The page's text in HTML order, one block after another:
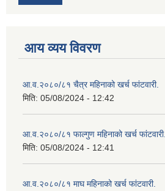
आय व्यय विवरण
आ.व.२०८०/८१ चैत्र महिनाको खर्च फांटवारी.
मिति: 05/08/2024 - 12:42
आ.व.२०८०/८१ फाल्गुण महिनाको खर्च फांटवारी.
मिति: 05/08/2024 - 12:41
आ.व.२०८०/८१ माघ महिनाको खर्च फांटवारी.